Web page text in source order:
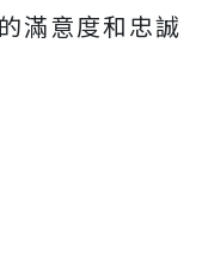
滿意度和忠誠